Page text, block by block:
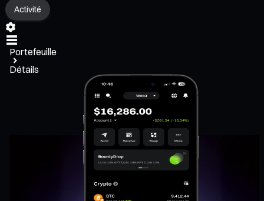
Activité
Portefeuille
Détails